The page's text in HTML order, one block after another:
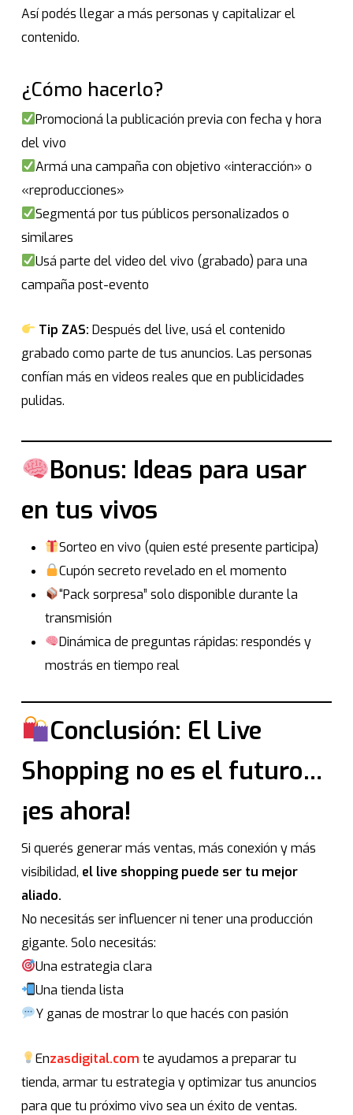
Así podés llegar a más personas y capitalizar el
contenido.
¿Cómo hacerlo?
Promocioná la publicación previa con fecha y hora
del vivo
Armá una campaña con objetivo «interacción» o
«reproducciones»
Segmentá por tus públicos personalizados o
similares
Usá parte del video del vivo (grabado) para una
campaña post-evento
Tip ZAS: Después del live, usá el contenido
grabado como parte de tus anuncios. Las personas
confían más en videos reales que en publicidades
pulidas.
Bonus: Ideas para usar
en tus vivos
Sorteo en vivo (quien esté presente participa)
Cupón secreto revelado en el momento
“Pack sorpresa” solo disponible durante la
transmisión
Dinámica de preguntas rápidas: respondés y
mostrás en tiempo real
Conclusión: El Live
Shopping no es el futuro…
¡es ahora!
Si querés generar más ventas, más conexión y más
visibilidad, el live shopping puede ser tu mejor
aliado.
No necesitás ser influencer ni tener una producción
gigante. Solo necesitás:
Una estrategia clara
Una tienda lista
Y ganas de mostrar lo que hacés con pasión
Enzasdigital.com te ayudamos a preparar tu
tienda, armar tu estrategia y optimizar tus anuncios
para que tu próximo vivo sea un éxito de ventas.